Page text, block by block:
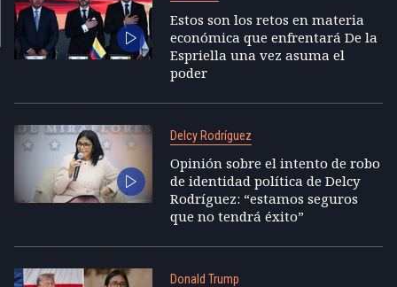
Estos son los retos en materia
económica que enfrentará De la
Espriella una vez asuma el
poder
Delcy Rodríguez
Opinión sobre el intento de robo
de identidad política de Delcy
Rodríguez: “estamos seguros
que no tendrá éxito”
Donald Trump